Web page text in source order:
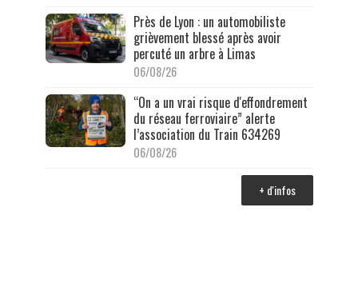
Près de Lyon : un automobiliste
grièvement blessé après avoir
percuté un arbre à Limas
06/08/26
“On a un vrai risque d'effondrement
du réseau ferroviaire” alerte
l’association du Train 634269
06/08/26
+ d'infos